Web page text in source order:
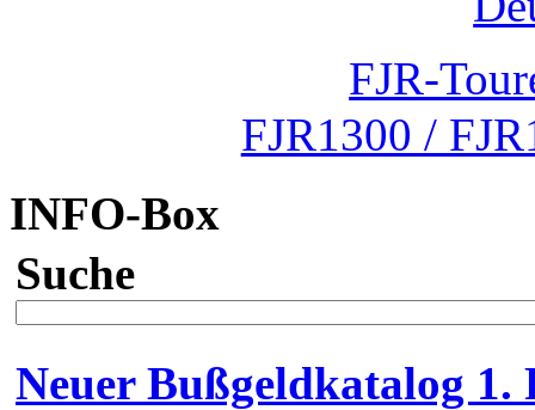
FJR-
FJR1300 /
INFO-Box
Suche
Neuer Bußgeldkatalog 1.